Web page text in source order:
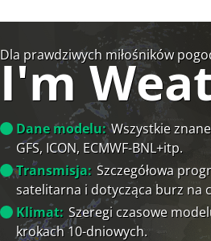
Dla prawdziwych miłośników
I'm
Dane modelu: Wszystkie
GFS, ICON, ECMWF-BNL+itp.
Transmisja: Szczegółowa
satelitarna i dotycząca burz na
Klimat: Szeregi czasowe
krokach 10-dniowych.